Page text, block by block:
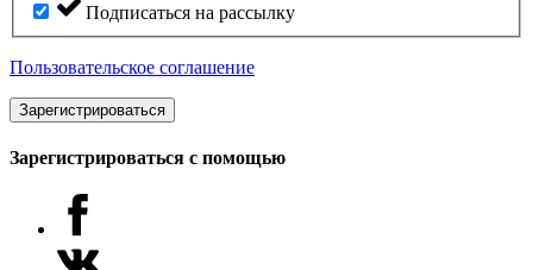
Подписаться на рассылку
Пользовательское соглашение
Зарегистрироваться
Зарегистрироваться с помощью